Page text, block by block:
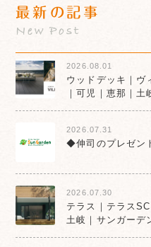
最新の記事
New Post
2026.08.01
ウッドデッキ｜ヴ
｜可児｜恵那｜
2026.07.31
◆伸司のプレゼン
2026.07.30
テラス｜テラス
土岐｜サンガーデ